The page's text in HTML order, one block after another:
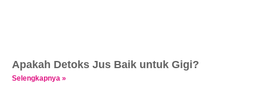
Apakah Detoks Jus Baik untuk Gigi?
Selengkapnya »